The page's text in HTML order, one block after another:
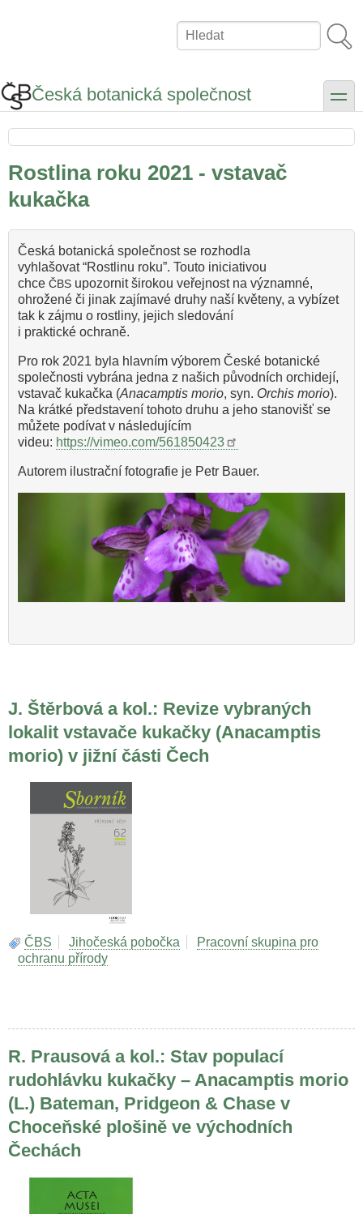
Hledat
Česká botanická společnost toggle
Rostlina roku 2021 - vstavač
kukačka
Česká botanická společnost se rozhodla
vyhlašovat “Rostlinu roku”. Touto iniciativou
chceČBS upozornit širokou veřejnost na významné,
ohrožené či jinak zajímavé druhy naší květeny, a vybízet
tak k zájmu o rostliny, jejich sledování
i praktické ochraně.
Pro rok 2021 byla hlavním výborem České botanické
společnosti vybrána jedna z našich původních orchidejí,
vstavač kukačka (Anacamptis morio, syn. Orchis morio).
Na krátké představení tohoto druhu a jeho stanovišť se
můžete podívat v následujícím
videu: https://vimeo.com/561850423
Autorem ilustrační fotografie je Petr Bauer.
J. Štěrbová a kol.: Revize vybraných
lokalit vstavače kukačky (Anacamptis
morio) v jižní části Čech
ČBS Jihočeská pobočka
Pracovní skupina pro
ochranu přírody
R. Prausová a kol.: Stav populací
rudohlávku kukačky – Anacamptis morio
(L.) Bateman, Pridgeon & Chase v
Choceňské plošině ve východních
Čechách